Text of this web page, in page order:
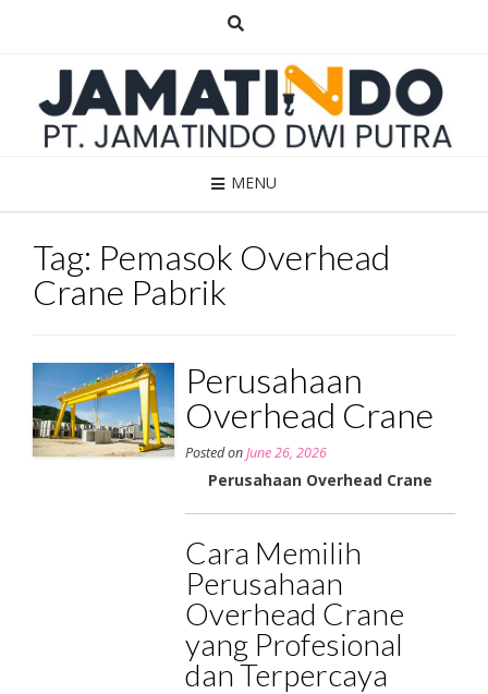
MENU
Tag: Pemasok Overhead
Crane Pabrik
Perusahaan
Overhead Crane
Posted onJune 26, 2026
Perusahaan Overhead Crane
Cara Memilih
Perusahaan
Overhead Crane
yang Profesional
dan Terpercaya